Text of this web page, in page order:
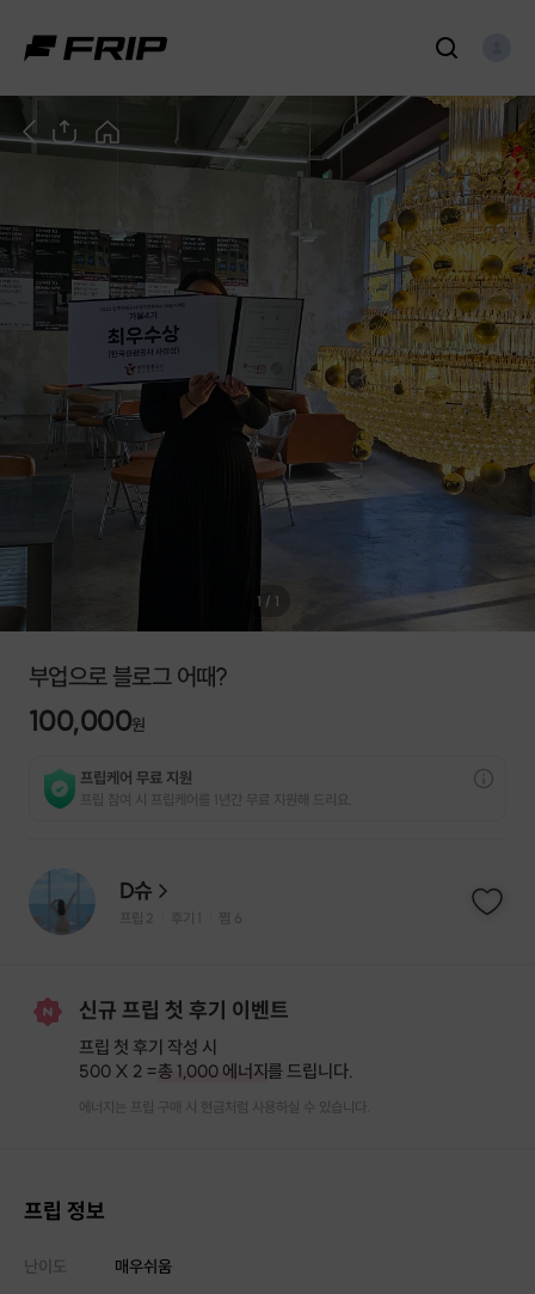
1 / 1
부업으로 블로그 어때?
100,000원
프립케어 무료 지원
프립 참여 시 프립케어를 1년간 무료 지원해 드리요.
D슈
프립 2 후기 1 찜 6
신규 프립 첫 후기 이벤트
프립 첫 후기 작성 시
500 X 2 =총 1,000 에너지를 드립니다.
에너지는 프립 구매 시 현금처럼 사용하실 수 있습니다.
프립 정보
난이도
매우쉬움